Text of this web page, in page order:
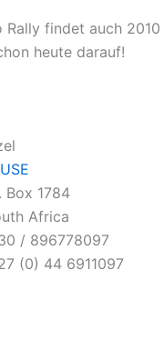
Rally findet auch
heute darauf!
Box 1784
Africa
/ 896778097
(0) 44 6911097